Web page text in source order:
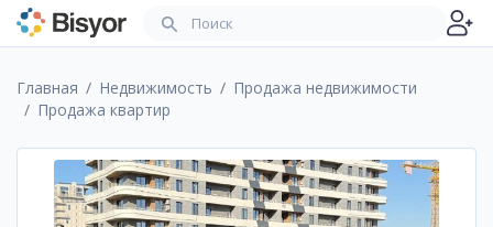
Главная Недвижимость
Продажа недвижимости
Продажа квартир